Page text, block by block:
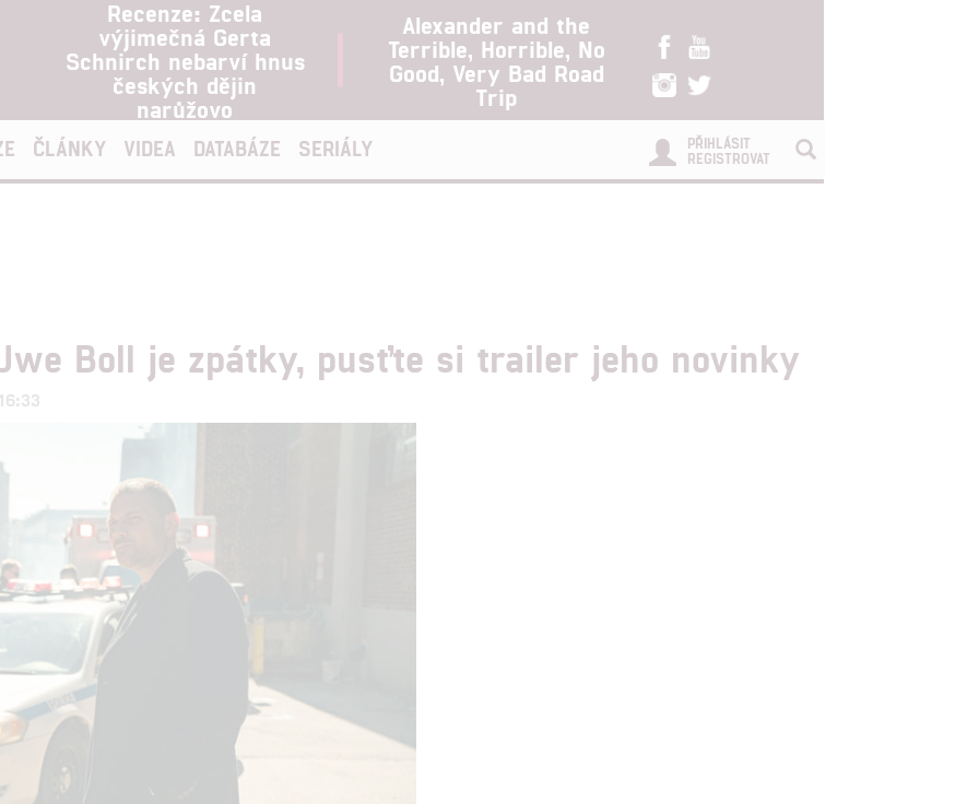
Recenze: Zcela
výjimečná Gerta
Schnirch nebarví hnus
českých dějin
narůžovo
Alexander and the
Terrible, Horrible, No
Good, Very Bad Road
Trip
ČLÁNKY VIDEA DATABÁZE SERIÁLY
PŘIHLÁSIT
REGISTROVAT
Boll je zpátky, pusťte si trailer jeho novinky